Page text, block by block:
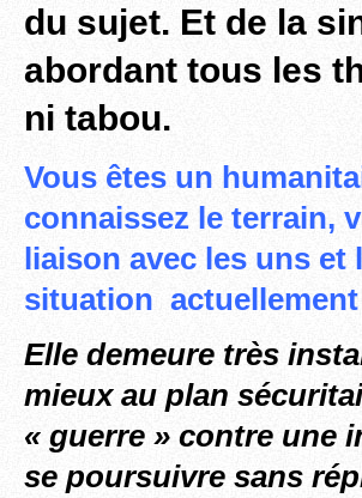
du sujet. Et de la
abordant tous les
ni tabou.
Vous êtes un
connaissez le terrain,
liaison avec les uns et
situation
Elle demeure très
mieux au plan
« guerre » contre une
se poursuivre sans